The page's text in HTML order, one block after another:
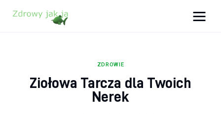
Zdrowy jak ja
ZDROWIE
Ziołowa Tarcza dla Twoich
Nerek